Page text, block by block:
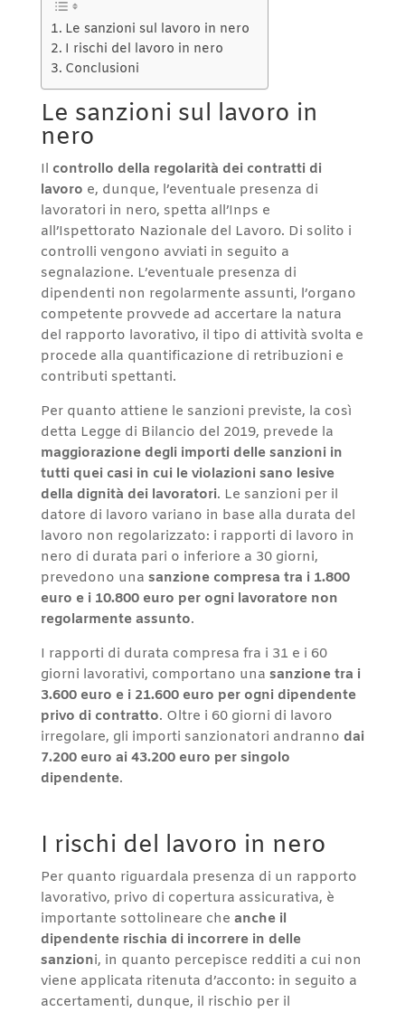
Le sanzioni sul lavoro in nero
I rischi del lavoro in nero
Conclusioni
Le sanzioni sul lavoro in
nero
Il controllo della regolarità dei contratti di
lavoro e, dunque, l’eventuale presenza di
lavoratori in nero, spetta all’Inps e
all’Ispettorato Nazionale del Lavoro. Di solito i
controlli vengono avviati in seguito a
segnalazione. L’eventuale presenza di
dipendenti non regolarmente assunti, l’organo
competente provvede ad accertare la natura
del rapporto lavorativo, il tipo di attività svolta e
procede alla quantificazione di retribuzioni e
contributi spettanti.
Per quanto attiene le sanzioni previste, la così
detta Legge di Bilancio del 2019, prevede la
maggiorazione degli importi delle sanzioni in
tutti quei casi in cui le violazioni sano lesive
della dignità dei lavoratori. Le sanzioni per il
datore di lavoro variano in base alla durata del
lavoro non regolarizzato: i rapporti di lavoro in
nero di durata pari o inferiore a 30 giorni,
prevedono una sanzione compresa tra i 1.800
euro e i 10.800 euro per ogni lavoratore non
regolarmente assunto.
I rapporti di durata compresa fra i 31 e i 60
giorni lavorativi, comportano una sanzione tra i
3.600 euro e i 21.600 euro per ogni dipendente
privo di contratto. Oltre i 60 giorni di lavoro
irregolare, gli importi sanzionatori andranno dai
7.200 euro ai 43.200 euro per singolo
dipendente.
I rischi del lavoro in nero
Per quanto riguardala presenza di un rapporto
lavorativo, privo di copertura assicurativa, è
importante sottolineare che anche il
dipendente rischia di incorrere in delle
sanzioni, in quanto percepisce redditi a cui non
viene applicata ritenuta d’acconto: in seguito a
accertamenti, dunque, il rischio per il